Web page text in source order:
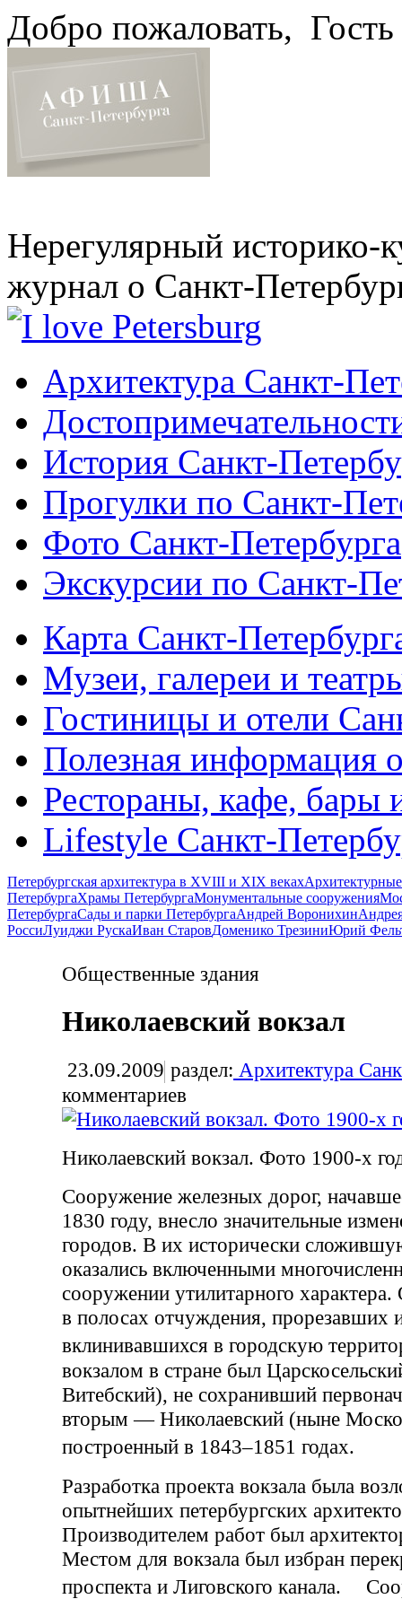
Добро пожаловать, Гость
Нерегулярный историко-
журнал о Санкт-
Архитектура Санкт-
История Санкт-
Прогулки по Санкт-
Фото Санкт-Петербурга
Экскурсии по Санкт-
Карта Санкт-
Музеи, галереи и
Гостиницы и отели
Полезная информация
Рестораны, кафе, бары
Lifestyle Санкт-
Петербургская архитектура в XVIII и XIX веках
ПетербургаХрамы ПетербургаМонументальные сооружения
ПетербургаСады и парки ПетербургаАндрей Воронихин
РоссиЛуиджи РускаИван СтаровДоменико ТрезиниЮрий
Общественные здания
Николаевский вокзал
23.09.2009 раздел: Архитектура
комментариев
Николаевский вокзал. Фото 1900-х
Сооружение железных дорог,
1830 году, внесло значительные
городов. В их исторически
оказались включенными
сооружении утилитарного характера.
в полосах отчуждения, прорезавших
вклинивавшихся в городскую
вокзалом в стране был
Витебский), не сохранивший
вторым — Николаевский (ныне
построенный в 1843–1851 годах.
Разработка проекта вокзала была
опытнейших петербургских
Производителем работ был
Местом для вокзала был избран
проспекта и Лиговского канала.